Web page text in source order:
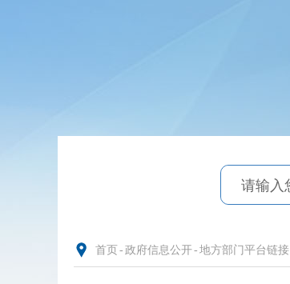
首页 - 政府信息公开- 地方部门平台链接